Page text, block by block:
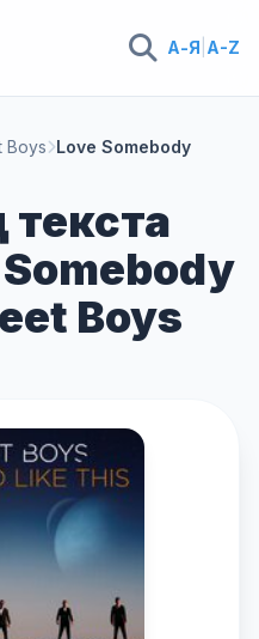
А-Я A-Z
Boys Love Somebody
Boys